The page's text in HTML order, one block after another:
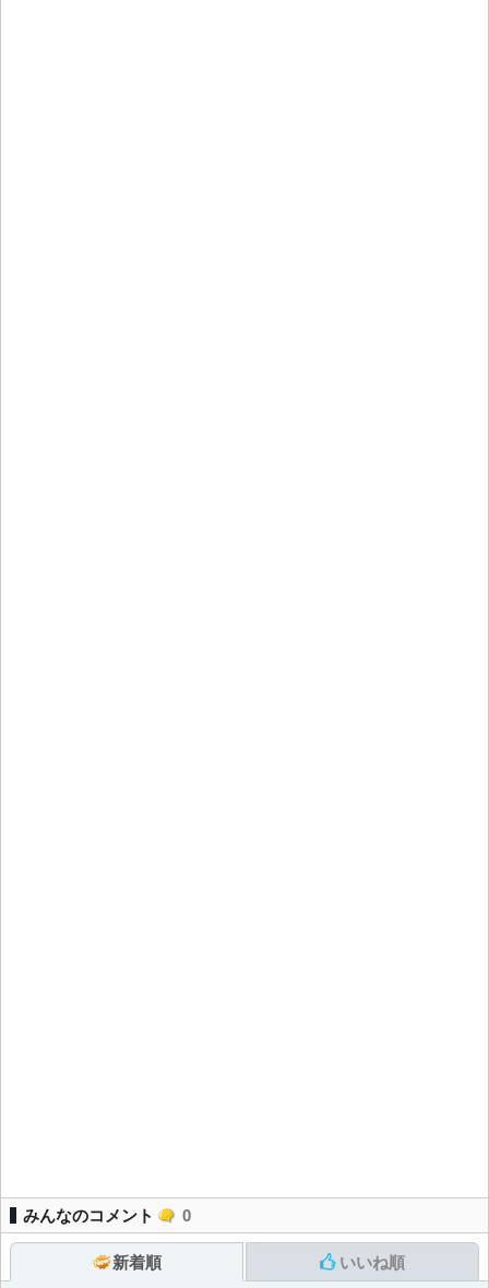
みんなのコメント 0
新着順 いいね順